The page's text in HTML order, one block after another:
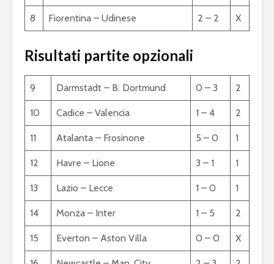
8 Fiorentina – Udinese 2 – 2 X
Risultati partite opzionali
9 Darmstadt – B. Dortmund 0 – 3 2
10 Cadice – Valencia 1 – 4 2
11 Atalanta – Frosinone 5 – 0 1
12 Havre – Lione 3 – 1 1
13 Lazio – Lecce 1 – 0 1
14 Monza – Inter 1 – 5 2
15 Everton – Aston Villa 0 – 0 X